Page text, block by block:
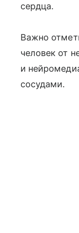
сердца.
Важно
человек от
и
сосудами.